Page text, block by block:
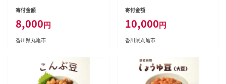
い シロップ 本格的 簡単 おしゃ
イス 生姜 香り 素材 安心 茶葉 牛
乳 濃縮 お茶 ティー ティータイ
寄付金額
8,000円
香川県丸亀市
おかず 豆類 しょうゆ 豆 郷土料
つまみ 肴 酒 ビール 日本酒 四国
讃岐 香川県 丸亀市
寄付金額
10,000円
香川県丸亀市